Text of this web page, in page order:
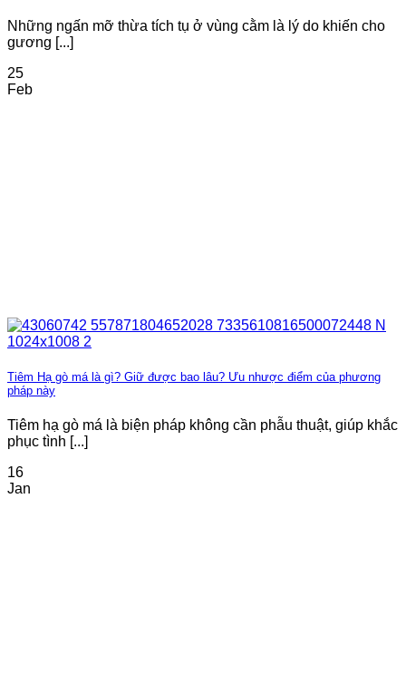
Những ngấn mỡ thừa tích tụ ở vùng cằm là lý do khiến cho
gương [...]
25
Feb
Tiêm Hạ gò má là gì? Giữ được bao lâu? Ưu nhược điểm của phương
pháp này
Tiêm hạ gò má là biện pháp không cần phẫu thuật, giúp khắc
phục tình [...]
16
Jan